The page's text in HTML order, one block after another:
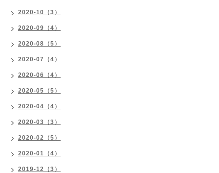
2020-10（3）
2020-09（4）
2020-08（5）
2020-07（4）
2020-06（4）
2020-05（5）
2020-04（4）
2020-03（3）
2020-02（5）
2020-01（4）
2019-12（3）